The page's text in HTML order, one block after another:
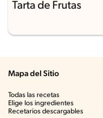
Tarta de Frutas
Mapa del Sitio
Todas las recetas
Elige los ingredientes
Recetarios descargables